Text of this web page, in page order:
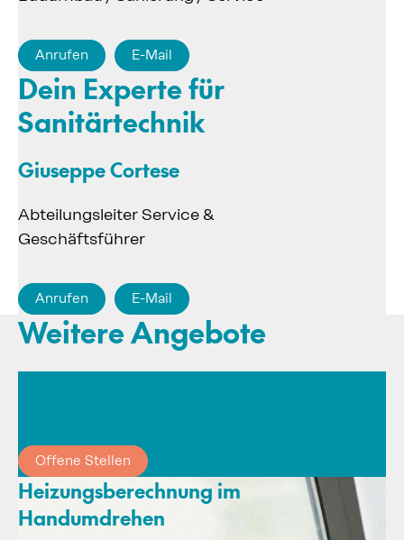
Anrufen E-Mail
Dein Experte für
Sanitärtechnik
Giuseppe Cortese
Abteilungsleiter Service &
Geschäftsführer
Anrufen E-Mail
Weitere Angebote
Offene Stellen
Heizungsberechnung im
Handumdrehen